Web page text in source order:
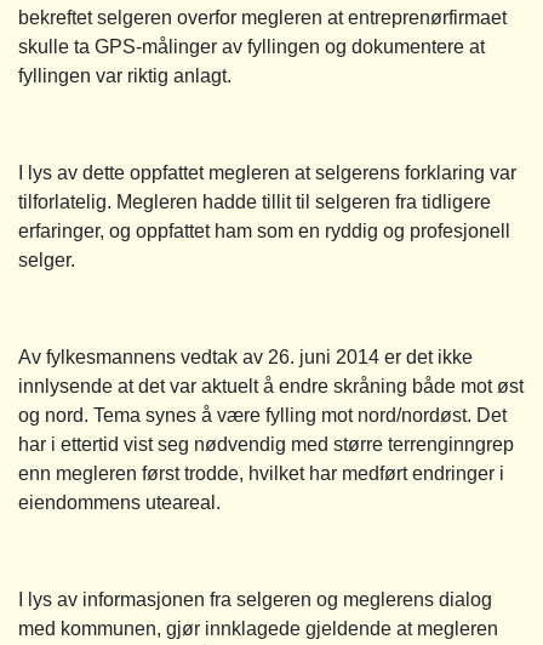
bekreftet selgeren overfor megleren at entreprenørfirmaet
skulle ta GPS-målinger av fyllingen og dokumentere at
fyllingen var riktig anlagt.
I lys av dette oppfattet megleren at selgerens forklaring var
tilforlatelig. Megleren hadde tillit til selgeren fra tidligere
erfaringer, og oppfattet ham som en ryddig og profesjonell
selger.
Av fylkesmannens vedtak av 26. juni 2014 er det ikke
innlysende at det var aktuelt å endre skråning både mot øst
og nord. Tema synes å være fylling mot nord/nordøst. Det
har i ettertid vist seg nødvendig med større terrenginngrep
enn megleren først trodde, hvilket har medført endringer i
eiendommens uteareal.
I lys av informasjonen fra selgeren og meglerens dialog
med kommunen, gjør innklagede gjeldende at megleren